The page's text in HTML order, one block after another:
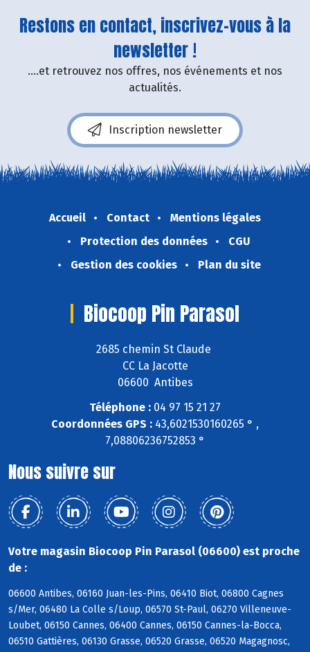
Restons en contact, inscrivez-vous à la
newsletter !
....et retrouvez nos offres, nos événements et nos
actualités.
Inscription newsletter
Accueil Contact
Mentions légales
Protection des données
CGU
Gestion des cookies
Plan du site
Biocoop Pin Parasol
2685 chemin St Claude
CC La Jacotte
06600 Antibes
Téléphone : 04 97 15 21 27
Coordonnées GPS : 43,6021530160265 ° ,
7,08806236752853 °
Nous suivre sur
Votre magasin Biocoop Pin Parasol (06600) est proche
de :
06600 Antibes, 06160 Juan-les-Pins, 06410 Biot, 06800 Cagnes
s/Mer, 06480 La Colle s/Loup, 06570 St-Paul, 06270 Villeneuve-
Loubet, 06150 Cannes, 06400 Cannes, 06150 Cannes-la-Bocca,
06510 Gattières, 06130 Grasse, 06520 Grasse, 06520 Magagnosc,